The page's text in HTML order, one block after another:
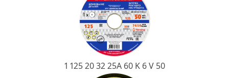
1 125 20 32 25А 60 K 6 V 50